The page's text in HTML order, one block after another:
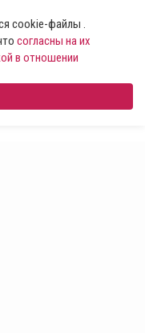
cookie-файлы .
согласны на их
в отношении